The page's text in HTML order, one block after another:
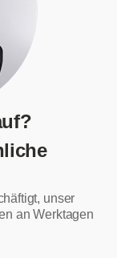
unser
an Werktagen